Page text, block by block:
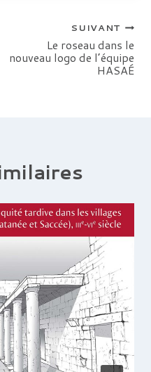
SUIVANT
Le roseau dans le
nouveau logo de l’équipe
HASAÉ